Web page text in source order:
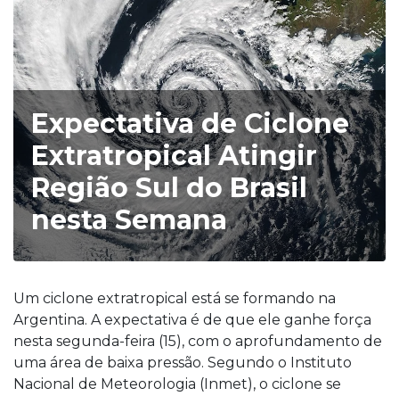
Expectativa de Ciclone
Extratropical Atingir
Região Sul do Brasil
nesta Semana
Um ciclone extratropical está se formando na
Argentina. A expectativa é de que ele ganhe força
nesta segunda-feira (15), com o aprofundamento de
uma área de baixa pressão. Segundo o Instituto
Nacional de Meteorologia (Inmet), o ciclone se